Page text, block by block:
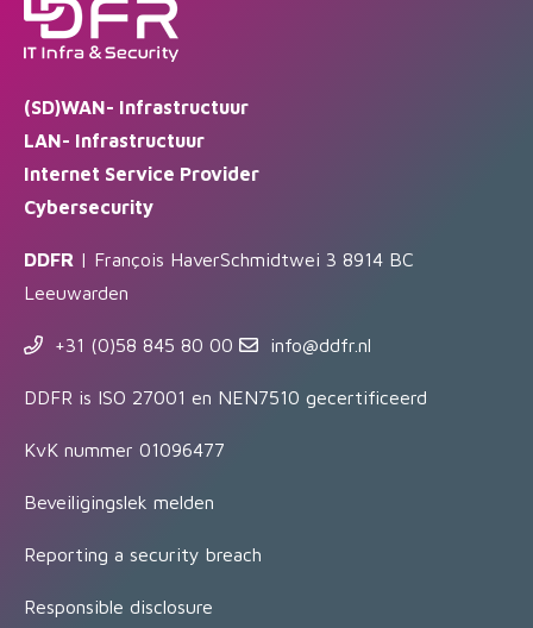
(SD)WAN- Infrastructuur
LAN- Infrastructuur
Internet Service Provider
Cybersecurity
DDFR | François HaverSchmidtwei 3 8914 BC
Leeuwarden
+31 (0)58 845 80 00 info@ddfr.nl
DDFR is ISO 27001 en NEN7510 gecertificeerd
KvK nummer 01096477
Beveiligingslek melden
Reporting a security breach
Responsible disclosure